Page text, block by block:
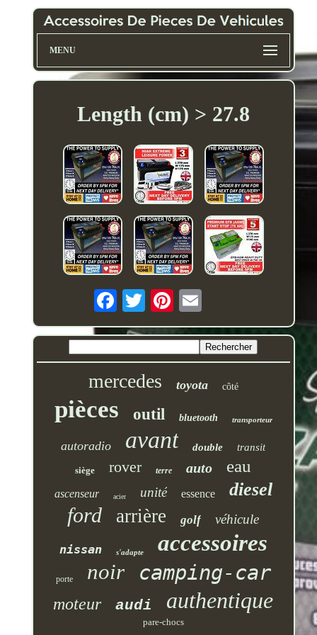
MENU
Length (cm) > 27.8
mercedes toyota côté
pièces outil bluetooth transporteur
autoradio avant double transit
siège rover terre auto eau
ascenseur acier unité essence diesel
ford arrière golf véhicule
nissan s'adapte accessoires
porte noir camping-car
moteur audi authentique
pare-chocs